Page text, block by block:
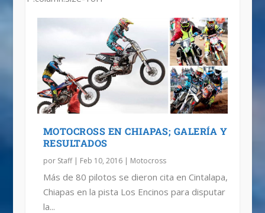
MOTOCROSS EN CHIAPAS; GALERÍA Y
RESULTADOS
por Staff| Feb 10, 2016| Motocross
Más de 80 pilotos se dieron cita en Cintalapa,
Chiapas en la pista Los Encinos para disputar
la...